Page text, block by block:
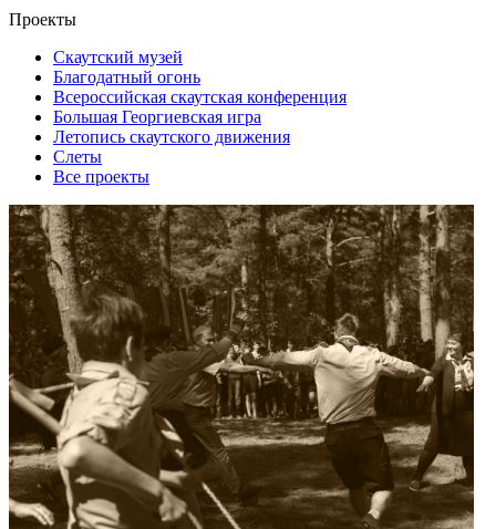
Проекты
Скаутский музей
Благодатный огонь
Всероссийская скаутская конференция
Большая Георгиевская игра
Летопись скаутского движения
Слеты
Все проекты